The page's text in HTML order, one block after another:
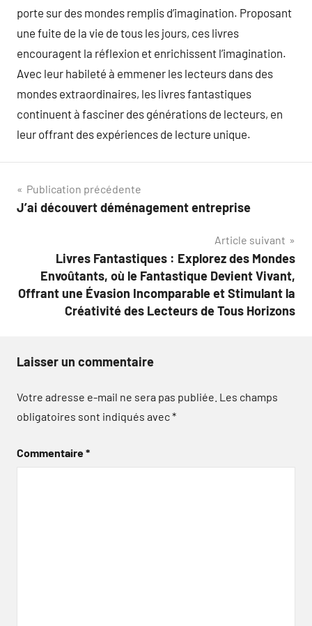
porte sur des mondes remplis d’imagination. Proposant
une fuite de la vie de tous les jours, ces livres
encouragent la réflexion et enrichissent l’imagination.
Avec leur habileté à emmener les lecteurs dans des
mondes extraordinaires, les livres fantastiques
continuent à fasciner des générations de lecteurs, en
leur offrant des expériences de lecture unique.
Navigation
de
Publication précédente
J’ai découvert déménagement entreprise
Article suivant
Livres Fantastiques : Explorez des Mondes
Envoûtants, où le Fantastique Devient Vivant,
Offrant une Évasion Incomparable et Stimulant la
Créativité des Lecteurs de Tous Horizons
Laisser un commentaire
Votre adresse e-mail ne sera pas publiée. Les champs
obligatoires sont indiqués avec*
Commentaire*